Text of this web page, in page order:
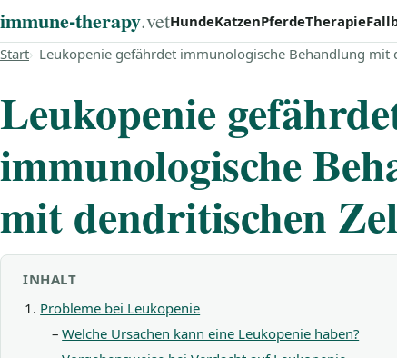
immune‑therapy.vetHundeKatzenPferdeTherapie
Start Leukopenie gefährdet immunologische Behandlung mit
Leukopenie
immunologische
mit dendritischen
INHALT
Probleme bei Leukopenie
Welche Ursachen kann eine Leukopenie haben?